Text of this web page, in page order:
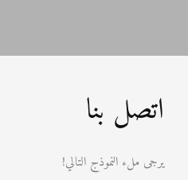
اتصل بنا
يرجى ملء النموذج التالي!